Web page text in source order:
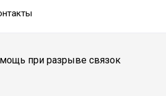
при разрыве связок